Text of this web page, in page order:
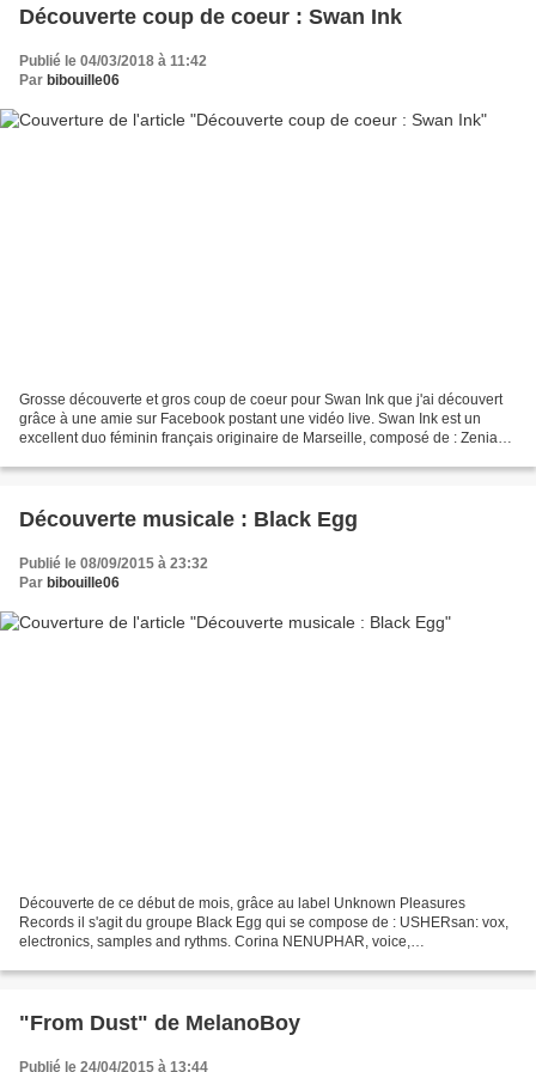
Découverte coup de coeur : Swan Ink
Publié le 04/03/2018 à 11:42
Par bibouille06
Grosse découverte et gros coup de coeur pour Swan Ink que j'ai découvert
grâce à une amie sur Facebook postant une vidéo live. Swan Ink est un
excellent duo féminin français originaire de Marseille, composé de : Zenia
Découverte musicale : Black Egg
Publié le 08/09/2015 à 23:32
Par bibouille06
Découverte de ce début de mois, grâce au label Unknown Pleasures
Records il s'agit du groupe Black Egg qui se compose de : USHERsan: vox,
electronics, samples and rythms. Corina NENUPHAR, voice,
"From Dust" de MelanoBoy
Publié le 24/04/2015 à 13:44